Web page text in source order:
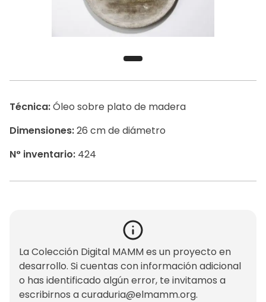
Técnica:Óleo sobre plato de madera
Dimensiones:26 cm de diámetro
N° inventario: 424
La Colección Digital MAMM es un proyecto en
desarrollo. Si cuentas con información adicional
o has identificado algún error, te invitamos a
escribirnos acuraduria@elmamm.org.